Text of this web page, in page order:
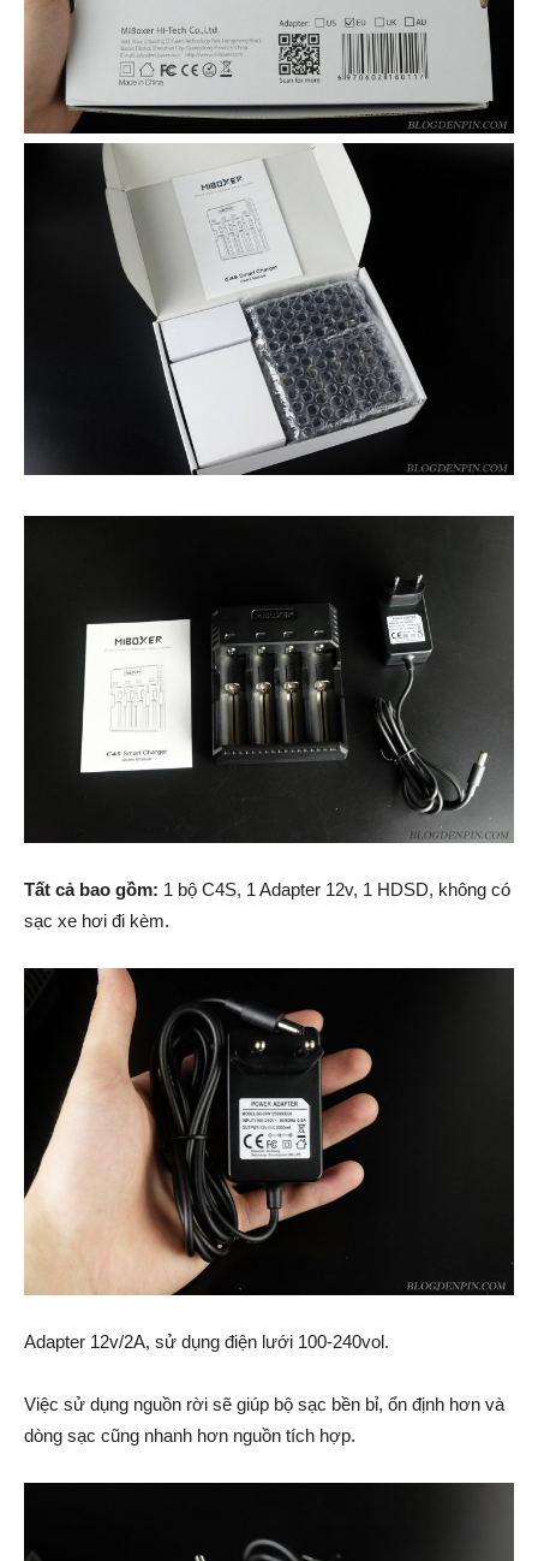
Tất cả bao gồm: 1 bộ C4S, 1 Adapter 12v, 1 HDSD, không có
sạc xe hơi đi kèm.
Adapter 12v/2A, sử dụng điện lưới 100-240vol.
Việc sử dụng nguồn rời sẽ giúp bộ sạc bền bỉ, ổn định hơn và
dòng sạc cũng nhanh hơn nguồn tích hợp.